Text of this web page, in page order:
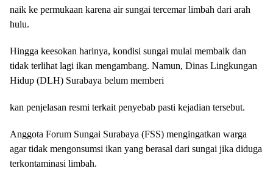
naik ke permukaan karena air sungai tercemar limbah dari arah
hulu.
Hingga keesokan harinya, kondisi sungai mulai membaik dan
tidak terlihat lagi ikan mengambang. Namun, Dinas Lingkungan
Hidup (DLH) Surabaya belum memberi
kan penjelasan resmi terkait penyebab pasti kejadian tersebut.
Anggota Forum Sungai Surabaya (FSS) mengingatkan warga
agar tidak mengonsumsi ikan yang berasal dari sungai jika diduga
terkontaminasi limbah.